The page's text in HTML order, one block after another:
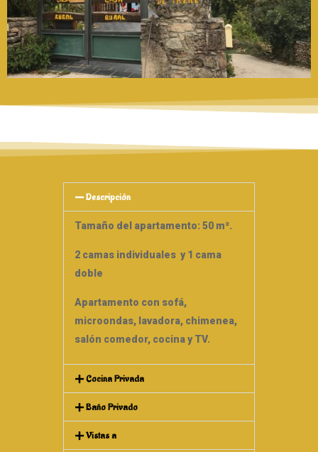
Descripción
Tamaño del apartamento: 50 m².
2 camas individuales y 1 cama
doble
Apartamento con sofá,
microondas, lavadora, chimenea,
salón comedor, cocina y TV.
Cocina Privada
Baño Privado
Vistas a